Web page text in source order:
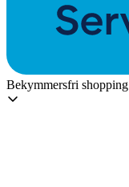
Bekymmersfri shopping